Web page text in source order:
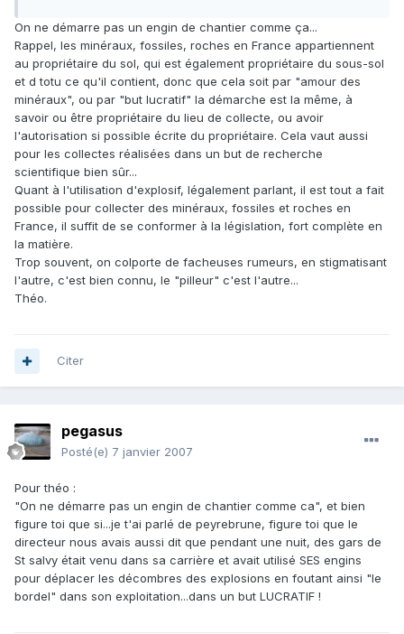
On ne démarre pas un engin de chantier comme ça...
Rappel, les minéraux, fossiles, roches en France appartiennent
au propriétaire du sol, qui est également propriétaire du sous-sol
et d totu ce qu'il contient, donc que cela soit par "amour des
minéraux", ou par "but lucratif" la démarche est la même, à
savoir ou être propriétaire du lieu de collecte, ou avoir
l'autorisation si possible écrite du propriétaire. Cela vaut aussi
pour les collectes réalisées dans un but de recherche
scientifique bien sûr...
Quant à l'utilisation d'explosif, légalement parlant, il est tout a fait
possible pour collecter des minéraux, fossiles et roches en
France, il suffit de se conformer à la législation, fort complète en
la matière.
Trop souvent, on colporte de facheuses rumeurs, en stigmatisant
l'autre, c'est bien connu, le "pilleur" c'est l'autre...
Théo.
Citer
pegasus
Posté(e) 7 janvier 2007
Pour théo :
"On ne démarre pas un engin de chantier comme ca", et bien
figure toi que si...je t'ai parlé de peyrebrune, figure toi que le
directeur nous avais aussi dit que pendant une nuit, des gars de
St salvy était venu dans sa carrière et avait utilisé SES engins
pour déplacer les décombres des explosions en foutant ainsi "le
bordel" dans son exploitation...dans un but LUCRATIF !